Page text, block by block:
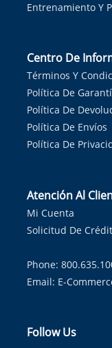
Entrenamiento Y
Centro De
Términos Y
Política De
Política De
Política De Envíos
Política De
Atención Al
Mi Cuenta
Solicitud De
Phone:
Email: E-
Follow Us